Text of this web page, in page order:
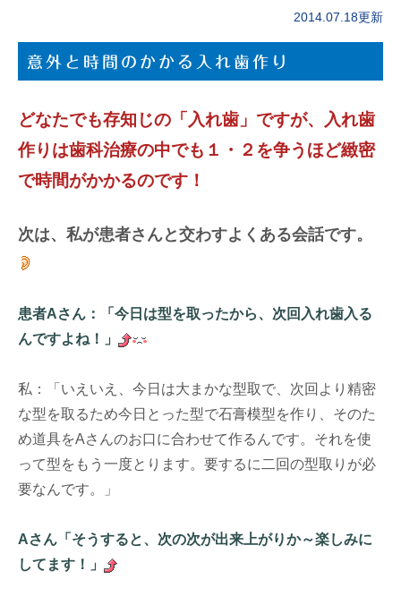
2014.07.18更新
意外と時間のかかる入れ歯作り
どなたでも存知じの「入れ歯」ですが、入れ歯
作りは歯科治療の中でも１・２を争うほど緻密
で時間がかかるのです！
次は、私が患者さんと交わすよくある会話です。
患者Aさん：「今日は型を取ったから、次回入れ歯入る
んですよね！」
私：「いえいえ、今日は大まかな型取で、次回より精密
な型を取るため今日とった型で石膏模型を作り、そのた
め道具をAさんのお口に合わせて作るんです。それを使
って型をもう一度とります。要するに二回の型取りが必
要なんです。」
Aさん「そうすると、次の次が出来上がりか～楽しみに
してます！」